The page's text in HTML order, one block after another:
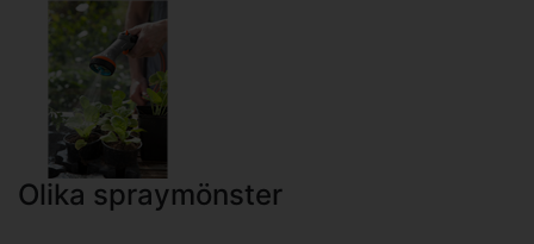
Olika spraymönster